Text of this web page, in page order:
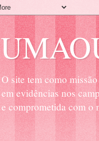
O site tem como
em evidências nos
e comprometida com o